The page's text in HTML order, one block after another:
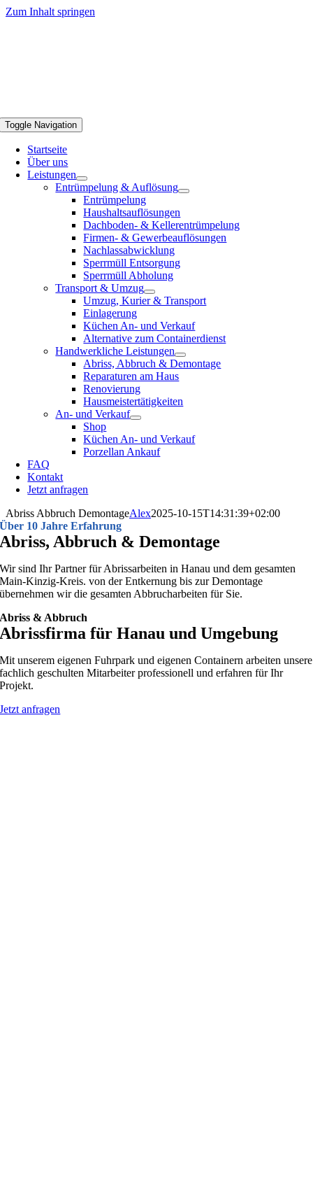
Zum Inhalt springen
Toggle Navigation
Startseite
Über uns
Leistungen
Entrümpelung & Auflösung
Entrümpelung
Haushaltsauflösungen
Dachboden- & Kellerentrümpelung
Firmen- & Gewerbeauflösungen
Nachlassabwicklung
Sperrmüll Entsorgung
Sperrmüll Abholung
Transport & Umzug
Umzug, Kurier & Transport
Einlagerung
Küchen An- und Verkauf
Alternative zum Containerdienst
Handwerkliche Leistungen
Abriss, Abbruch & Demontage
Reparaturen am Haus
Renovierung
Hausmeistertätigkeiten
An- und Verkauf
Shop
Küchen An- und Verkauf
Porzellan Ankauf
FAQ
Kontakt
Jetzt anfragen
Abriss Abbruch DemontageAlex2025-10-15T14:31:39+02:00
Über 10 Jahre Erfahrung
Abriss, Abbruch & Demontage
Wir sind Ihr Partner für Abrissarbeiten in Hanau und dem gesamten
Main-Kinzig-Kreis. von der Entkernung bis zur Demontage
übernehmen wir die gesamten Abbrucharbeiten für Sie.
Abriss & Abbruch
Abrissfirma für Hanau und Umgebung
Mit unserem eigenen Fuhrpark und eigenen Containern arbeiten unsere
fachlich geschulten Mitarbeiter professionell und erfahren für Ihr
Projekt.
Jetzt anfragen